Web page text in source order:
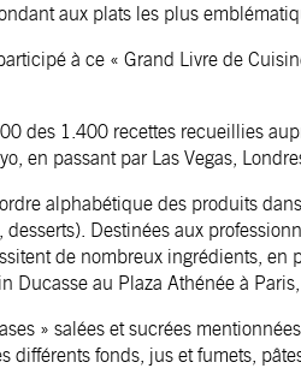
aux plats les plus
à ce « Grand Livre de
des 1.400 recettes recueillies
en passant par Las Vegas,
alphabétique des produits
Destinées aux
de nombreux ingrédients, en
Ducasse au Plaza Athénée à
» salées et sucrées
différents fonds, jus et fumets,